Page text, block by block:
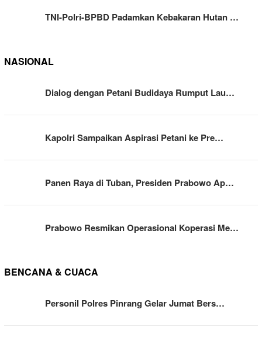
TNI-Polri-BPBD Padamkan Kebakaran Hutan …
NASIONAL
Dialog dengan Petani Budidaya Rumput Lau…
Kapolri Sampaikan Aspirasi Petani ke Pre…
Panen Raya di Tuban, Presiden Prabowo Ap…
Prabowo Resmikan Operasional Koperasi Me…
BENCANA & CUACA
Personil Polres Pinrang Gelar Jumat Bers…